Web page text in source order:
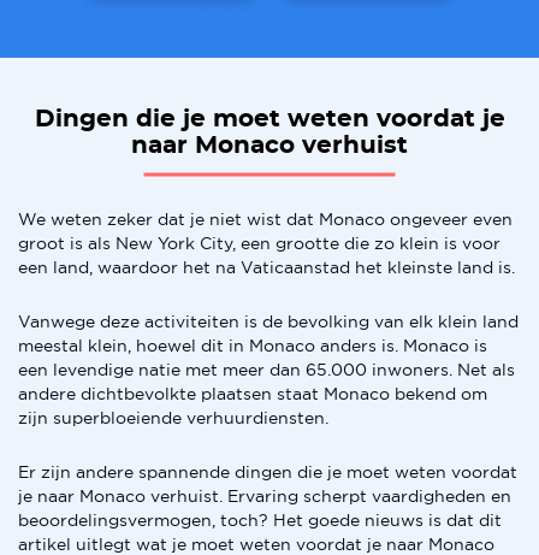
Dingen die je moet weten voordat je
naar Monaco verhuist
We weten zeker dat je niet wist dat Monaco ongeveer even
groot is als New York City, een grootte die zo klein is voor
een land, waardoor het na Vaticaanstad het kleinste land is.
Vanwege deze activiteiten is de bevolking van elk klein land
meestal klein, hoewel dit in Monaco anders is. Monaco is
een levendige natie met meer dan 65.000 inwoners. Net als
andere dichtbevolkte plaatsen staat Monaco bekend om
zijn superbloeiende verhuurdiensten.
Er zijn andere spannende dingen die je moet weten voordat
je naar Monaco verhuist. Ervaring scherpt vaardigheden en
beoordelingsvermogen, toch? Het goede nieuws is dat dit
artikel uitlegt wat je moet weten voordat je naar Monaco